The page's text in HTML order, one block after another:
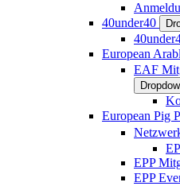
40under40
European
EAF
European Pig
EPP
EPP